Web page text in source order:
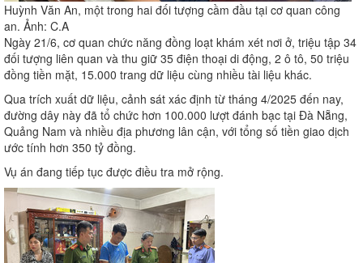
Huỳnh Văn An, một trong hai đối tượng cầm đầu tại cơ quan công
an. Ảnh: C.A
Ngày 21/6, cơ quan chức năng đồng loạt khám xét nơi ở, triệu tập 34
đối tượng liên quan và thu giữ 35 điện thoại di động, 2 ô tô, 50 triệu
đồng tiền mặt, 15.000 trang dữ liệu cùng nhiều tài liệu khác.
Qua trích xuất dữ liệu, cảnh sát xác định từ tháng 4/2025 đến nay,
đường dây này đã tổ chức hơn 100.000 lượt đánh bạc tại Đà Nẵng,
Quảng Nam và nhiều địa phương lân cận, với tổng số tiền giao dịch
ước tính hơn 350 tỷ đồng.
Vụ án đang tiếp tục được điều tra mở rộng.